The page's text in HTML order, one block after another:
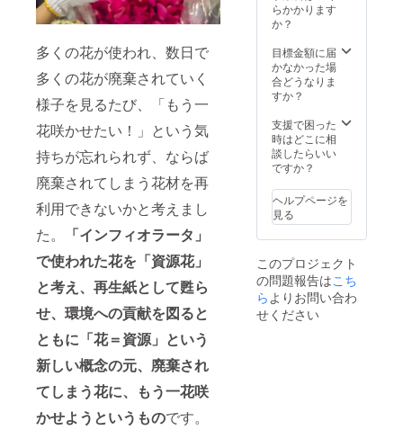
多くの花が使われ、数日で
多くの花が廃棄されていく
様子を見るたび、「もう一
花咲かせたい！」という気
持ちが忘れられず、ならば
廃棄されてしまう花材を再
利用できないかと考えまし
た。
「インフィオラータ」
で使われた花を「資源花」
と考え 、再生紙として甦ら
せ、環境への貢献を図ると
ともに「花＝資源」という
新しい概念の元、廃棄され
てしまう花に、もう一花咲
かせようというものです。
時間ほ
どかか
す。生
花、
アー
ティ
シャル
フラ
ワーど
ちらで
します
が、
アー
ティ
シャル
フラ
ワーの
場合は
室内で
らかかります
か？
目標金額に届
かなかった場
合どうなりま
すか？
支援で困った
時はどこに相
談したらいい
ですか？
ヘルプページを
見る
このプロジェクト
の問題報告はこち
ら よりお問い合わ
せください